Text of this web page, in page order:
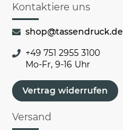
Kontaktiere uns
shop@tassendruck.de
+49 751 2955 3100
Mo-Fr, 9-16 Uhr
Vertrag widerrufen
Versand